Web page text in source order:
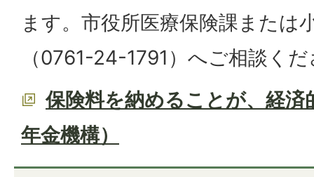
ます。市役所医療保険課または
（0761-24-1791）へご相談く
保険料を納めることが、経
年金機構）